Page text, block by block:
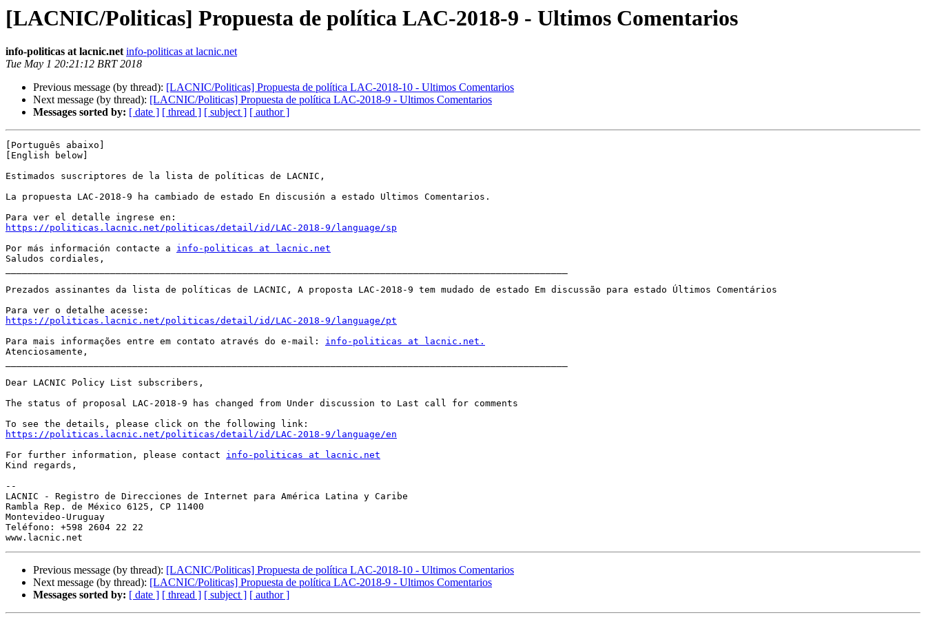
[LACNIC/Politicas] Propuesta de política LAC-2018-9 - Ultimos Comentarios
info-politicas at lacnic.net info-politicas at lacnic.net
Tue May 1 20:21:12 BRT 2018
Previous message (by thread): [LACNIC/Politicas] Propuesta de política LAC-2018-10 - Ultimos Comentarios
Next message (by thread): [LACNIC/Politicas] Propuesta de política LAC-2018-9 - Ultimos Comentarios
Messages sorted by: [ date ] [ thread ] [ subject ] [ author ]
﻿[Português abaixo]
[English below]
Estimados suscriptores de la lista de políticas de LACNIC,
La propuesta LAC-2018-9 ha cambiado de estado En discusión a estado Ultimos Comentarios.
https://politicas.lacnic.net/politicas/detail/id/LAC-2018-9/language/sp
Por más información contacte a info-politicas at lacnic.net
Saludos cordiales,
﻿Prezados assinantes da lista de políticas de LACNIC, A proposta LAC-2018-9 tem mudado de estado Em discussão para estado Últimos Comentários
https://politicas.lacnic.net/politicas/detail/id/LAC-2018-9/language/pt
Para mais informações entre em contato através do e-mail: info-politicas at lacnic.net.
Atenciosamente,
Dear LACNIC Policy List subscribers,
The status of proposal LAC-2018-9 has changed from Under discussion to Last call for comments
https://politicas.lacnic.net/politicas/detail/id/LAC-2018-9/language/en
For further information, please contact info-politicas at lacnic.net
Kind regards,
--
LACNIC - Registro de Direcciones de Internet para América Latina y Caribe
Rambla Rep. de México 6125, CP 11400
Montevideo-Uruguay
Teléfono: +598 2604 22 22
Previous message (by thread): [LACNIC/Politicas] Propuesta de política LAC-2018-10 - Ultimos Comentarios
Next message (by thread): [LACNIC/Politicas] Propuesta de política LAC-2018-9 - Ultimos Comentarios
Messages sorted by: [ date ] [ thread ] [ subject ] [ author ]